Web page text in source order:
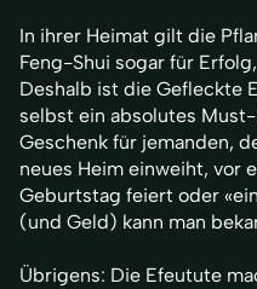
In ihrer Heimat gilt die
Feng-Shui sogar für
Deshalb ist die Gefleckte
selbst ein absolutes
Geschenk für jemanden,
neues Heim einweiht, vor
Geburtstag feiert oder
(und Geld) kann man
Übrigens: Die Efeutute